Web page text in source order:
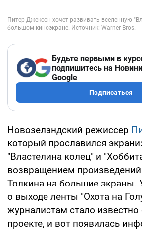
Будьте первыми в
подпишитесь на
Google
Подписаться
Новозеландский режиссер
который прославился
"Властелина колец" и
возвращением
Толкина на большие экраны.
о выходе ленты "Охота на
журналистам стало
проекте, и вот появилась